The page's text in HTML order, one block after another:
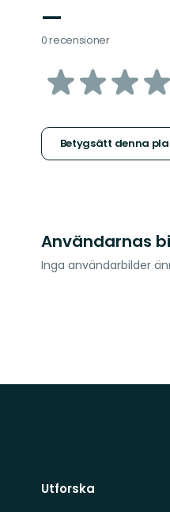
—
0 recensioner
av
stjärnor
Betygsätt denna
Användarnas
Inga användarbilder
Utforska